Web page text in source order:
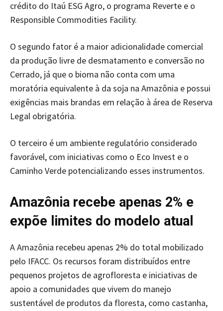
crédito do Itaú ESG Agro, o programa Reverte e o
Responsible Commodities Facility.
O segundo fator é a maior adicionalidade comercial
da produção livre de desmatamento e conversão no
Cerrado, já que o bioma não conta com uma
moratória equivalente à da soja na Amazônia e possui
exigências mais brandas em relação à área de Reserva
Legal obrigatória.
O terceiro é um ambiente regulatório considerado
favorável, com iniciativas como o Eco Invest e o
Caminho Verde potencializando esses instrumentos.
Amazônia recebe apenas 2% e
expõe limites do modelo atual
A Amazônia recebeu apenas 2% do total mobilizado
pelo IFACC. Os recursos foram distribuídos entre
pequenos projetos de agrofloresta e iniciativas de
apoio a comunidades que vivem do manejo
sustentável de produtos da floresta, como castanha,